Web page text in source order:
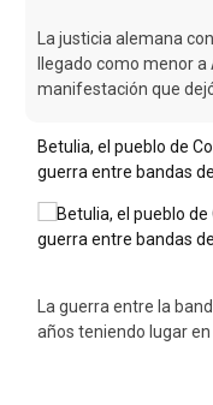
La justicia alemana
llegado como menor
manifestación que
Betulia, el pueblo de
guerra entre bandas
La guerra entre la
años teniendo lugar